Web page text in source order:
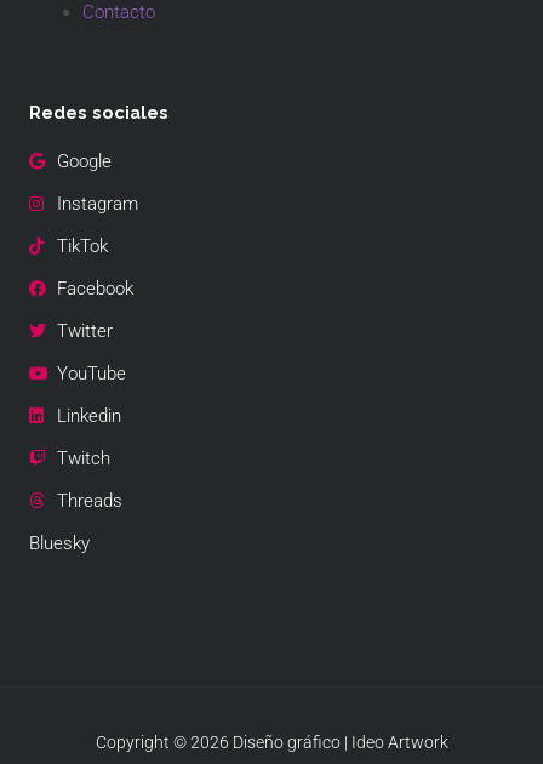
Contacto
Redes sociales
Google
Instagram
TikTok
Facebook
Twitter
YouTube
Linkedin
Twitch
Threads
Bluesky
Copyright © 2026 Diseño gráfico | Ideo Artwork